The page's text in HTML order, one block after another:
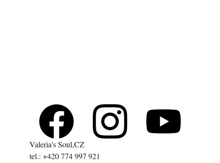
Valeria's Soul,CZ
tel.: +420 774 997 921